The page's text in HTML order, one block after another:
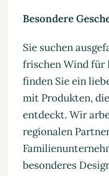
Besondere
Sie suchen
frischen Wind für
finden Sie ein
mit Produkten,
entdeckt. Wir
regionalen
besonderes